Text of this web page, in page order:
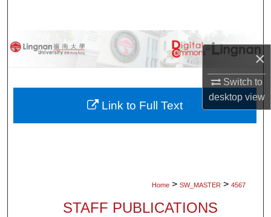
×
Switch to
desktopview
Browse Collections
About
Home > SW_MASTER > 4567
STAFF PUBLICATIONS
Link to Full Text